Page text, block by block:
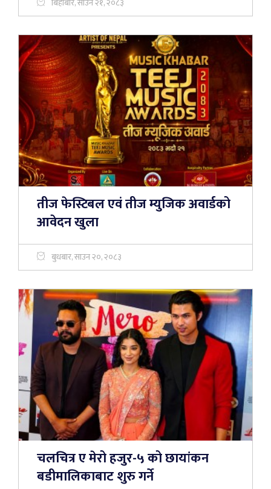
तीज फेस्टिबल एवं तीज म्युजिक अवार्डको
आवेदन खुला
बुधबार, साउन २०, २०८३
चलचित्र ए मेरो हजुर-५ को छायांकन
बडीमालिकाबाट शुरु गर्ने